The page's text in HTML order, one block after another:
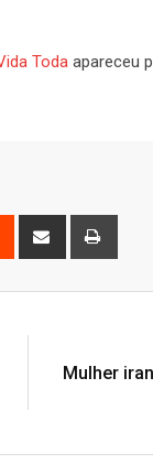
Toda apareceu
Reddit
Share
Mulher